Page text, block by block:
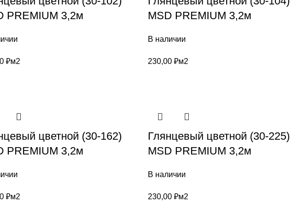
PREMIUM 3,2м
₽м2
MSD PREMIUM 3,2м
В наличии
230,00 ₽м2
цветной (30-162)
PREMIUM 3,2м
₽м2
Глянцевый цветной (30-225)
MSD PREMIUM 3,2м
В наличии
230,00 ₽м2